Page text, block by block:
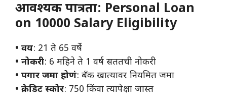
आवश्यक पात्रता: Personal Loan
on 10000 Salary Eligibility
• वय: 21 ते 65 वर्षे
• नोकरी: 6 महिने ते 1 वर्ष सततची नोकरी
• पगार जमा होणं: बँक खात्यावर नियमित जमा
• क्रेडिट स्कोर: 750 किंवा त्यापेक्षा जास्त